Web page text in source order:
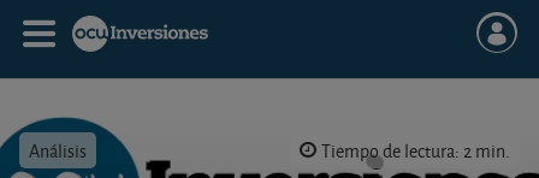
Análisis Tiempo de lectura: 2 min.